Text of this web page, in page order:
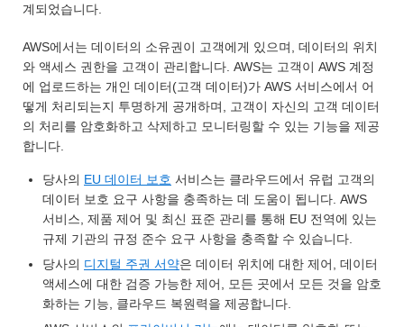
계되었습니다.
AWS에서는 데이터의 소유권이 고객에게 있으며, 데이터의 위치
와 액세스 권한을 고객이 관리합니다. AWS는 고객이 AWS 계정
에 업로드하는 개인 데이터(고객 데이터)가 AWS 서비스에서 어
떻게 처리되는지 투명하게 공개하며, 고객이 자신의 고객 데이터
의 처리를 암호화하고 삭제하고 모니터링할 수 있는 기능을 제공
합니다.
당사의 EU 데이터 보호 서비스는 클라우드에서 유럽 고객의
데이터 보호 요구 사항을 충족하는 데 도움이 됩니다. AWS
서비스, 제품 제어 및 최신 표준 관리를 통해 EU 전역에 있는
규제 기관의 규정 준수 요구 사항을 충족할 수 있습니다.
당사의 디지털 주권 서약은 데이터 위치에 대한 제어, 데이터
액세스에 대한 검증 가능한 제어, 모든 곳에서 모든 것을 암호
화하는 기능, 클라우드 복원력을 제공합니다.